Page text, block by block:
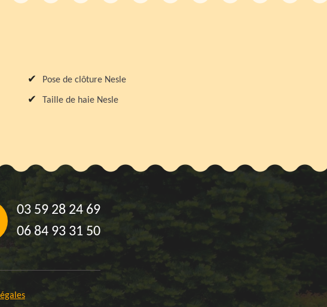
Pose de clôture Nesle
Taille de haie Nesle
03 59 28 24 69
06 84 93 31 50